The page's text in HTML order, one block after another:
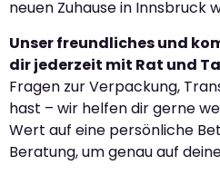
neuen Zuhause in Innsbruck
Unser freundliches und
dir jederzeit mit Rat und
Fragen zur Verpackung,
hast – wir helfen dir gerne
Wert auf eine persönliche
Beratung, um genau auf